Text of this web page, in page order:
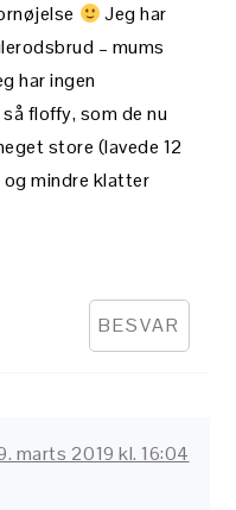
Jeg har
– mums
har ingen
floffy, som de nu
store (lavede 12
mindre klatter
BESVAR
marts 2019 kl. 16:04